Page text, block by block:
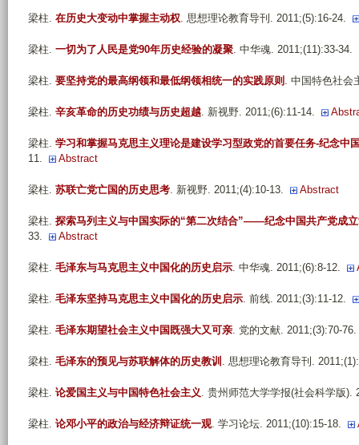
梁柱. 在历史大变动中掌握主动权. 思想理论教育导刊. 2011;(5):16-24.
梁柱. 一切为了人民是党90年历史经验的凝聚. 中华魂. 2011;(11):33-34.
梁柱. 要坚持党的最高纲领和最低纲领相统一的实践原则 . 中国特色社会
梁柱. 辛亥革命的历史功绩与历史超越. 新视野. 2011;(6):11-14.
梁柱. 学习和掌握马克思主义理论是建设学习型政党的首要任务-纪念中
11.
Abstract
梁柱. 苏联亡党亡国的历史思考. 新视野. 2011;(4):10-13. Abstract
梁柱. 探索马列主义与中国实际的“第二次结合”——纪念中国共产党成
33.
Abstract
梁柱. 毛泽东与马克思主义中国化的历史启示. 中华魂. 2011;(6):8-12.
梁柱. 毛泽东坚持马克思主义中国化的历史启示. 前线. 2011;(3):11-12.
梁柱. 毛泽东期望社会主义中国既强大又可亲. 党的文献. 2011;(3):70-76.
梁柱. 毛泽东的预见与苏联解体的历史教训 . 思想理论教育导刊.
梁柱. 论爱国主义与中国特色社会主义. 贵州师范大学学报(社会科学版).
梁柱. 论邓小平的政治与经济辩证统一观. 学习论坛. 2011;(10):15-18.